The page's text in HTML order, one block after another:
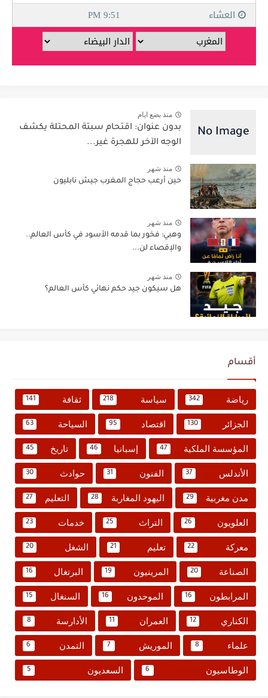
منذ بضع ايام
بدون عنوان: اقتحام سبتة المحتلة يكشف
الوجه الآخر للهجرة غير...
منذ شهر
حين أرعب حجاج المغرب جيش نابليون
منذ شهر
وهبي: فخور بما قدمه الأسود في كأس العالم..
والإقصاء لن...
منذ شهر
هل سيكون جيد حكم نهائي كأس العالم؟
أقسام
رياضة 342 سياسة 218 ثقافة 141
الجزائر 130 اقتصاد 95 السياحة 63
المؤسسة الملكية 47 إسبانيا 46 تاريخ 45
الأندلس 37 الفنون 31 حوادث 30
مدن مغربية 29 اليهود المغاربة 28 التعليم 27
العلويون 26 التراث 25 خدمات 23
معركة 22 تعليم 21 الشغل 20
الصناعة 20 المرينيون 19 البرتغال 16
المرابطون 16 الموحدون 16 السنغال 15
الكناري 12 العمران 11 الأدارسة 8
علماء 8 الموريش 7 التمدن 6
الوطاسيون 6 السعديون 5